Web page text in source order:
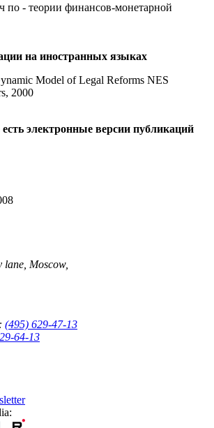
по - теории финансов-монетарной
на иностранных языках
Model of Legal Reforms NES
2000
есть электронные версии публикаций
lane, Moscow,
(495) 629-47-13
64-13